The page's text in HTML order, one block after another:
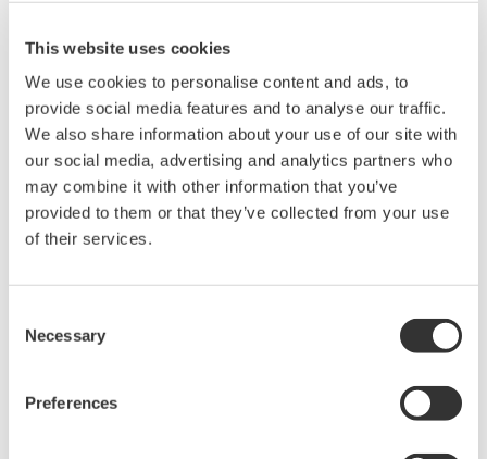
This website uses cookies
We use cookies to personalise content and ads, to
provide social media features and to analyse our traffic.
We also share information about your use of our site with
our social media, advertising and analytics partners who
may combine it with other information that you’ve
provided to them or that they’ve collected from your use
of their services.
Selection
Necessary
Preferences
®
備協同工作。為了確保整個電廠生命周期內的運行效率，橫河電機
還將提供完整的解決方案，包括電廠診斷和優化軟件包，以及高保
真操作員培訓仿真器。橫河電機(印度)公司將負責這個項目，包括工
程、安裝、調試等服務。
橫河電機贏得這份訂單主要歸功於控制系統的高度可靠性，橫河電
機 (印度 )公司傑出的工程以及項目實施能力，以及公司在長達
印度的經濟發展迅速，電力公司在滿足日益增長的電力需求方面產
生了困難。為了確保穩定的電力供應，作為綜合能源政策的一部
分，印度計劃大量興建大型火力發電廠，並且翻新一些老舊電廠。
在這個快速發展的市場中，橫河電機正加大努力，以贏取更多的電